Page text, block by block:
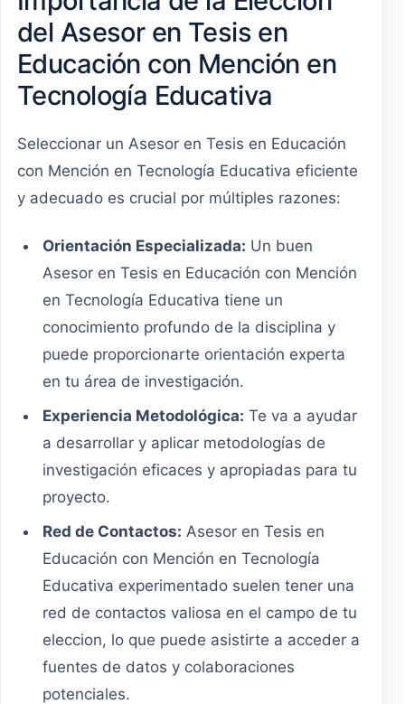
del Asesor en Tesis en
Educación con Mención en
Tecnología Educativa
Seleccionar un Asesor en Tesis en Educación
con Mención en Tecnología Educativa eficiente
y adecuado es crucial por múltiples razones:
Orientación Especializada: Un buen
Asesor en Tesis en Educación con Mención
en Tecnología Educativa tiene un
conocimiento profundo de la disciplina y
puede proporcionarte orientación experta
en tu área de investigación.
Experiencia Metodológica: Te va a ayudar
a desarrollar y aplicar metodologías de
investigación eficaces y apropiadas para tu
proyecto.
Red de Contactos: Asesor en Tesis en
Educación con Mención en Tecnología
Educativa experimentado suelen tener una
red de contactos valiosa en el campo de tu
eleccion, lo que puede asistirte a acceder a
fuentes de datos y colaboraciones
potenciales.